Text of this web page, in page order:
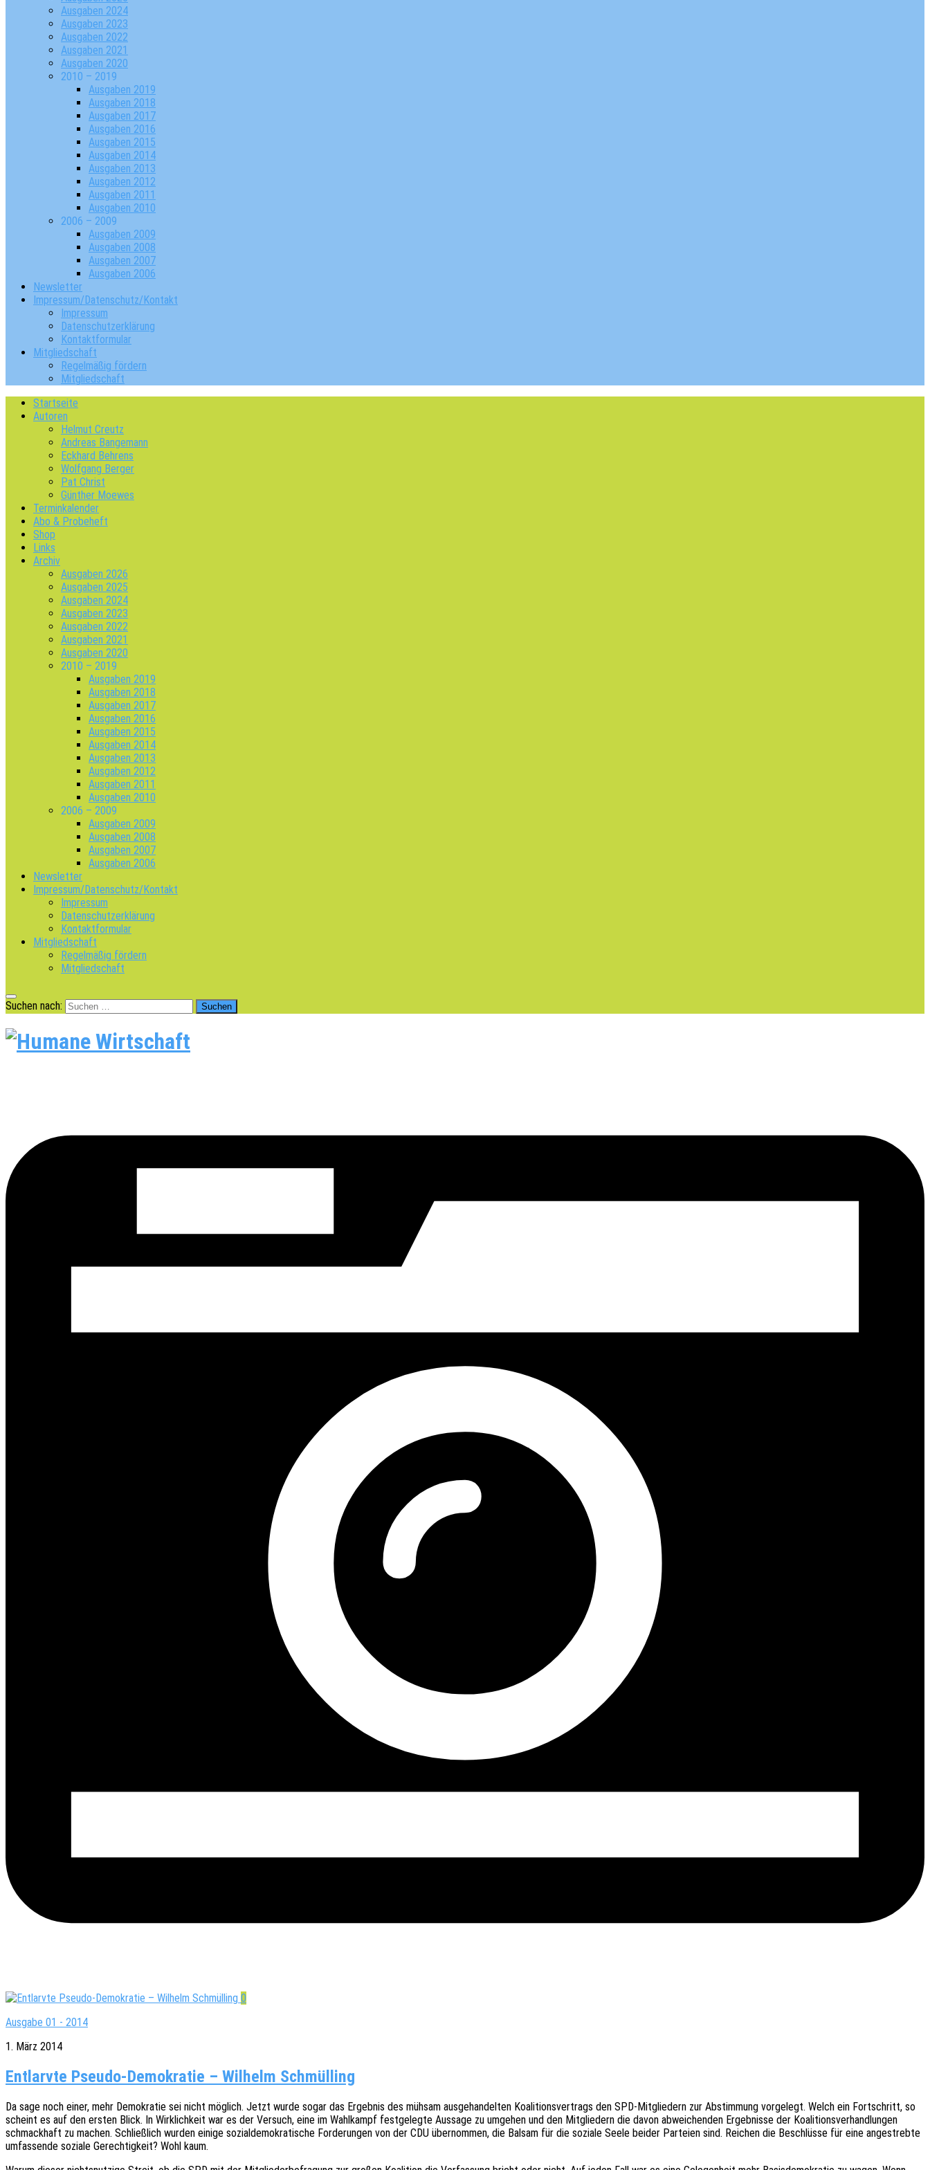
Ausgaben 2024
Ausgaben 2023
Ausgaben 2022
Ausgaben 2021
Ausgaben 2020
2010 – 2019
Ausgaben 2019
Ausgaben 2018
Ausgaben 2017
Ausgaben 2016
Ausgaben 2015
Ausgaben 2014
Ausgaben 2013
Ausgaben 2012
Ausgaben 2011
Ausgaben 2010
2006 – 2009
Ausgaben 2009
Ausgaben 2008
Ausgaben 2007
Ausgaben 2006
Newsletter
Impressum/Datenschutz/Kontakt
Impressum
Datenschutzerklärung
Kontaktformular
Mitgliedschaft
Regelmäßig fördern
Mitgliedschaft
Startseite
Autoren
Helmut Creutz
Andreas Bangemann
Eckhard Behrens
Wolfgang Berger
Pat Christ
Günther Moewes
Terminkalender
Abo & Probeheft
Shop
Links
Archiv
Ausgaben 2026
Ausgaben 2025
Ausgaben 2024
Ausgaben 2023
Ausgaben 2022
Ausgaben 2021
Ausgaben 2020
2010 – 2019
Ausgaben 2019
Ausgaben 2018
Ausgaben 2017
Ausgaben 2016
Ausgaben 2015
Ausgaben 2014
Ausgaben 2013
Ausgaben 2012
Ausgaben 2011
Ausgaben 2010
2006 – 2009
Ausgaben 2009
Ausgaben 2008
Ausgaben 2007
Ausgaben 2006
Newsletter
Impressum/Datenschutz/Kontakt
Impressum
Datenschutzerklärung
Kontaktformular
Mitgliedschaft
Regelmäßig fördern
Mitgliedschaft
Suchen nach:
0
Ausgabe 01 - 2014
1. März 2014
Entlarvte Pseudo-Demokratie – Wilhelm Schmülling
Da sage noch einer, mehr Demo­kra­tie sei nicht möglich. Jetzt wurde sogar das Ergeb­nis des mühsam ausge­han­del­ten Koali­ti­ons­ver­trags den SPD-Mitglie­dern zur Abstim­mung vorge­legt. Welch ein Fort­schritt, so
scheint es auf den ersten Blick. In Wirk­lich­keit war es der Versuch, eine im Wahl­kampf fest­ge­leg­te Aussa­ge zu umge­hen und den Mitglie­dern die davon abwei­chen­den Ergeb­nis­se der Koali­ti­ons­ver­hand­lun­gen
schmack­haft zu machen. Schließ­lich wurden einige sozi­al­de­mo­kra­ti­sche Forde­run­gen von der CDU über­nom­men, die Balsam für die sozia­le Seele beider Partei­en sind. Reichen die Beschlüs­se für eine ange­streb­te
umfas­sen­de sozia­le Gerech­tig­keit? Wohl kaum.